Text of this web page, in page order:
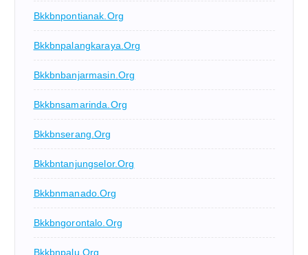
Bkkbnpontianak.org
Bkkbnpalangkaraya.org
Bkkbnbanjarmasin.org
Bkkbnsamarinda.org
Bkkbnserang.org
Bkkbntanjungselor.org
Bkkbnmanado.org
Bkkbngorontalo.org
Bkkbnpalu.org